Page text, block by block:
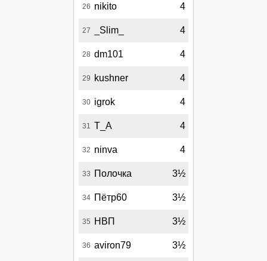
26 nikito 4
27 _Slim_ 4
28 dm101 4
29 kushner 4
30 igrok 4
31 Т_А 4
32 ninva 4
33 Полочка 3½
34 Пётр60 3½
35 НВП 3½
36 aviron79 3½